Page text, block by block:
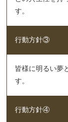
す。
行動方針③
皆様に明るい夢
す。
行動方針④